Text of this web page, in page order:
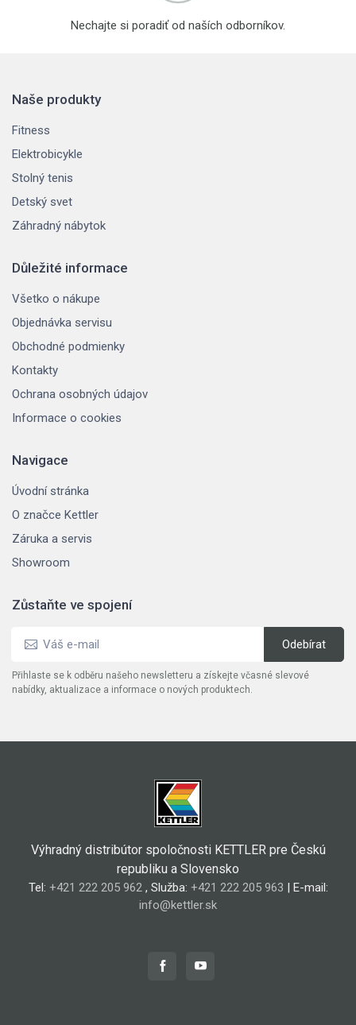
Nechajte si poradiť od naších odborníkov.
Naše produkty
Fitness
Elektrobicykle
Stolný tenis
Detský svet
Záhradný nábytok
Důležité informace
Všetko o nákupe
Objednávka servisu
Obchodné podmienky
Kontakty
Ochrana osobných údajov
Informace o cookies
Navigace
Úvodní stránka
O značce Kettler
Záruka a servis
Showroom
Zůstaňte ve spojení
Přihlaste se k odběru našeho newsletteru a získejte včasné slevové
nabídky, aktualizace a informace o nových produktech.
Výhradný distribútor spoločnosti KETTLER pre Českú
republiku a Slovensko
Tel: +421 222 205 962, Služba: +421 222 205 963 | E-mail:
info@kettler.sk